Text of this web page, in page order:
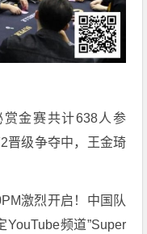
赏金赛共计638人参
晋级争夺中，王金琦
激烈开启！中国队
频道”Super